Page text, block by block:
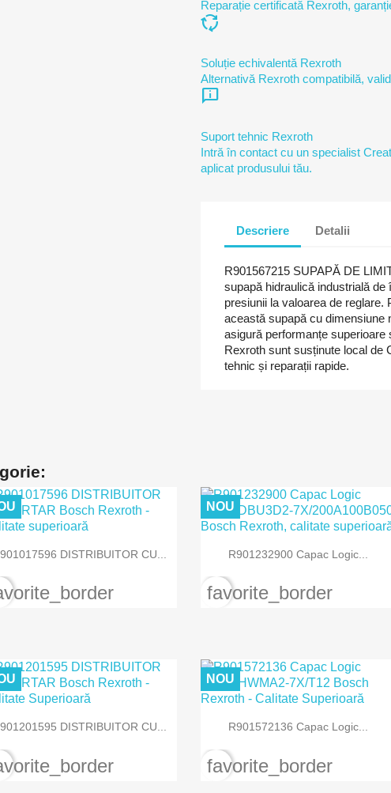
Reparație certificată Rexroth,
cycle
Soluție echivalentă Rexroth
Alternativă Rexroth compatibilă,
chat_info
Suport tehnic Rexroth
Intră în contact cu un specialist
aplicat produsului tău.
Descriere Detalii
R901567215 SUPAPĂ DE
supapă hidraulică industrială
presiunii la valoarea de reglare.
această supapă cu dimensiune
asigură performanțe superioare
Rexroth sunt susținute local de
tehnic și reparații rapide.
 Vizualizare rapida
DISTRIBUITOR CU...  Vizualizare rapida
R901232900 Capac Logic...
NOU
favorite_border
 Vizualizare rapida
DISTRIBUITOR CU...  Vizualizare rapida
R901572136 Capac Logic...
NOU
favorite_border